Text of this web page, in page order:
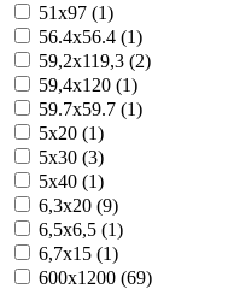
51x97 (1)
56.4x56.4 (1)
59,2x119,3 (2)
59,4x120 (1)
59.7x59.7 (1)
5x20 (1)
5x30 (3)
5x40 (1)
6,3x20 (9)
6,5x6,5 (1)
6,7x15 (1)
600x1200 (69)